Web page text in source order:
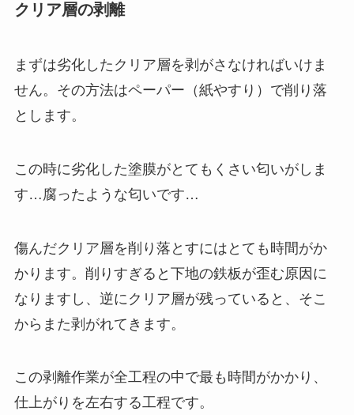
クリア層の剥離
まずは劣化したクリア層を剥がさなければいけま
せん。その方法はペーパー（紙やすり）で削り落
とします。
この時に劣化した塗膜がとてもくさい匂いがしま
す…腐ったような匂いです…
傷んだクリア層を削り落とすにはとても時間がか
かります。削りすぎると下地の鉄板が歪む原因に
なりますし、逆にクリア層が残っていると、そこ
からまた剥がれてきます。
この剥離作業が全工程の中で最も時間がかかり、
仕上がりを左右する工程です。